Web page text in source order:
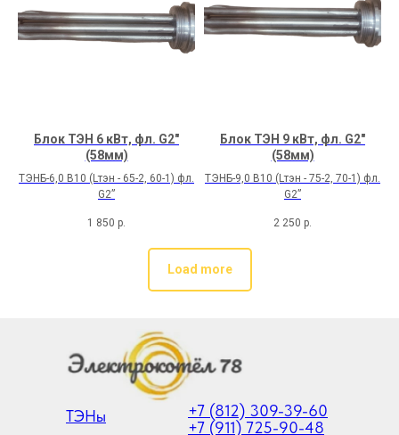
Блок ТЭН 6 кВт, фл. G2"
(58мм)
ТЭНБ-6,0 В10 (Lтэн - 65-2, 60-1) фл.
G2”
1 850 р.
Блок ТЭН 9 кВт, фл. G2"
(58мм)
ТЭНБ-9,0 В10 (Lтэн - 75-2, 70-1) фл.
G2”
2 250 р.
Load more
ТЭНы
+7 (812) 309-39-60
+7 (911) 725-90-48